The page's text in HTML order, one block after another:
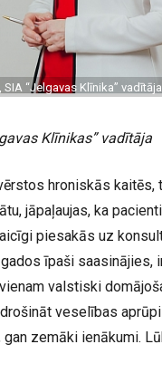
SIA “Jelgavas Klīnika”
Klīnikas” vadītāja
hroniskās kaitēs,
jāpaļaujas, ka
piesakās uz
īpaši saasinājies,
valstiski
veselības
zemāki ienākumi.